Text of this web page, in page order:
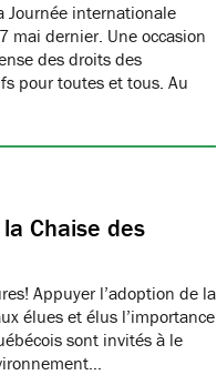
Journée internationale
mai dernier. Une occasion
des droits des
pour toutes et tous. Au
Chaise des
Appuyer l’adoption de la
élues et élus l’importance
sont invités à le